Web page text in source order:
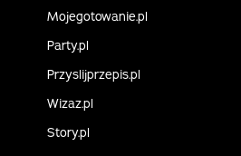
Mojegotowanie.pl
Party.pl
Przyslijprzepis.pl
Wizaz.pl
Story.pl